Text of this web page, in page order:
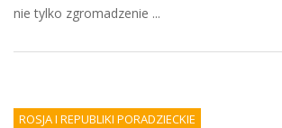
nie tylko zgromadzenie ...
ROSJA I REPUBLIKI PORADZIECKIE